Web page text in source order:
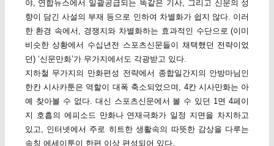
야, 연합뉴스에서 일괄공급되는 똑같은 기사, 그리고 신문의 성
향이 담긴 사설의 부재 등으로 인하여 차별화가 쉽지 않다. 이러
한 환경 속에서, 경쟁지와 차별화하는 효과적인 수단으로 (이미
비슷한 상황에서 수십년전 스포츠신문들이 채택했던 전략이었
던) ‘신문만화’가 무가지에서도 각광받고 있다.
지하철 무가지의 만화편성 전략에서 종합일간지의 안방마님인
한칸 시사카툰은 역할이 대폭 축소되었으며, 4칸 시사만화는 아
예 찾아볼 수 없다. 대신 스포츠신문에서 볼 수 있던 1면 4페이
지 호흡의 에피소드 만화나 연재극화가 일정 지면을 차지하고
있고, 인터넷에서 주로 히트한 생활속의 따뜻한 감상을 다루는
속칭 에세이툰이 한편 이상 편성되어 있다.